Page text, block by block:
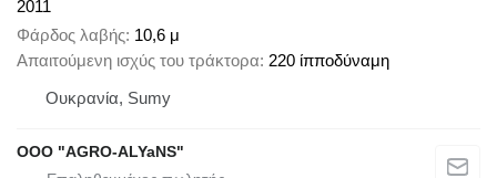
2011
Φάρδος λαβής 10,6 μ
Απαιτούμενη ισχύς του τράκτορα 220 ίπποδύναμη
Ουκρανία, Sumy
OOO "AGRO-ALYaNS"